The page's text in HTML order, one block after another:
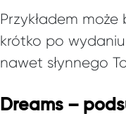
Przykładem
krótko po
nawet słynnego
Dreams –